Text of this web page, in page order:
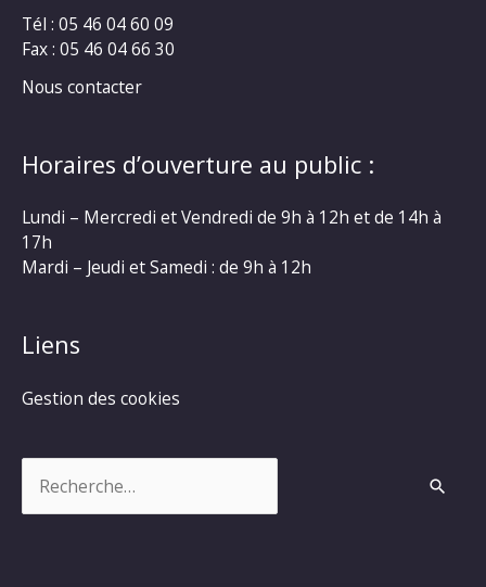
Tél : 05 46 04 60 09
Fax : 05 46 04 66 30
Nous contacter
Horaires d’ouverture au public :
Lundi – Mercredi et Vendredi de 9h à 12h et de 14h à
17h
Mardi – Jeudi et Samedi : de 9h à 12h
Liens
Gestion des cookies